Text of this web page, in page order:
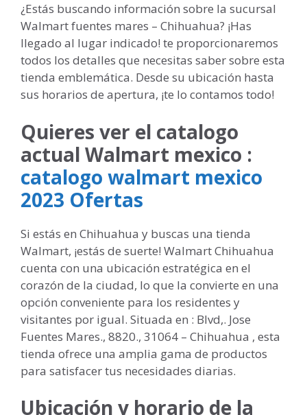
¿Estás buscando información sobre la sucursal
Walmart fuentes mares – Chihuahua? ¡Has
llegado al lugar indicado! te proporcionaremos
todos los detalles que necesitas saber sobre esta
tienda emblemática. Desde su ubicación hasta
sus horarios de apertura, ¡te lo contamos todo!
Quieres ver el catalogo
actual Walmart mexico :
catalogo walmart mexico
2023 Ofertas
Si estás en Chihuahua y buscas una tienda
Walmart, ¡estás de suerte! Walmart Chihuahua
cuenta con una ubicación estratégica en el
corazón de la ciudad, lo que la convierte en una
opción conveniente para los residentes y
visitantes por igual. Situada en : Blvd,. Jose
Fuentes Mares., 8820., 31064 – Chihuahua , esta
tienda ofrece una amplia gama de productos
para satisfacer tus necesidades diarias.
Ubicación y horario de la